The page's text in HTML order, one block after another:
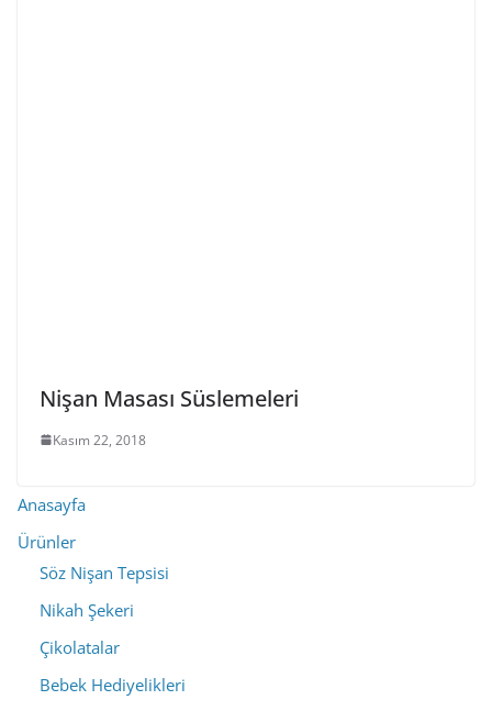
Nişan Masası Süslemeleri
Kasım 22, 2018
Anasayfa
Ürünler
Söz Nişan Tepsisi
Nikah Şekeri
Çikolatalar
Bebek Hediyelikleri